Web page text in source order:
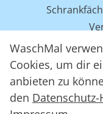
WaschMal
Cookies, um dir
anbieten zu
den
Einsparpotentiale